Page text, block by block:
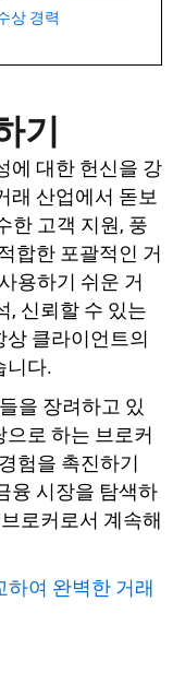
상 경력
기
에 대한 헌신을 강
래 산업에서 돋보
한 고객 지원, 풍
합한 포괄적인 거
용하기 쉬운 거
, 신뢰할 수 있는
상 클라이언트의
니다.
을 장려하고 있
로 하는 브로커
험을 촉진하기
융 시장을 탐색하
로커로서 계속해
하여 완벽한 거래